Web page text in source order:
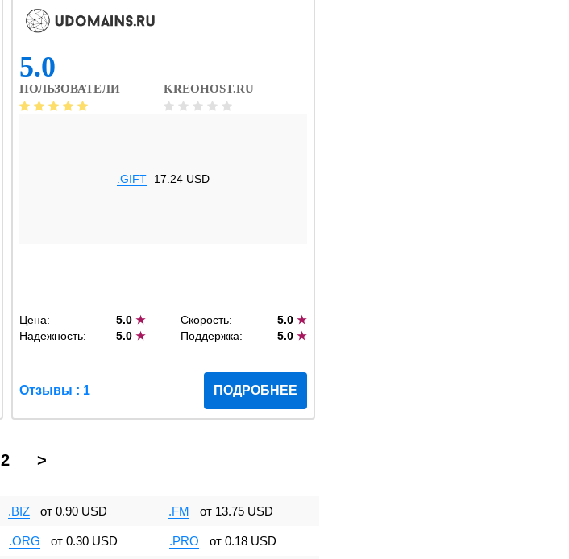
5.0
ПОЛЬЗОВАТЕЛИ KREOHOST.RU
.GIFT 17.24 USD
Цена: 5.0★ Скорость: 5.0 ★
Надежность:
5.0★ Поддержка: 5.0 ★
Отзывы : 1 ПОДРОБНЕЕ
2 >
.BIZ от 0.90 USD .FM от 13.75 USD
.ORG от 0.30 USD .PRO от 0.18 USD